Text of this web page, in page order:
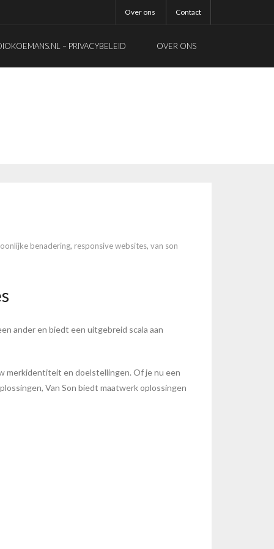
Over ons Contact
– PRIVACYBELEID OVER ONS
benadering, responsive websites, van son
ander en biedt een uitgebreid scala aan
merkidentiteit en doelstellingen. Of je nu een
Van Son biedt maatwerk oplossingen